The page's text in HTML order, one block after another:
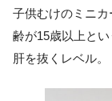
子供むけのミニ
齢が15歳以上と
肝を抜くレベル。